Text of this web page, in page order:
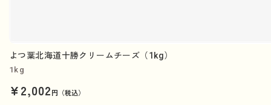
よつ葉北海道十勝クリームチーズ（1kg）
1kg
¥2,002円（税込）